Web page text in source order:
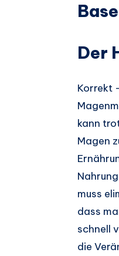
Der
Korrekt
kann
Magen
muss
dass
schnell
die